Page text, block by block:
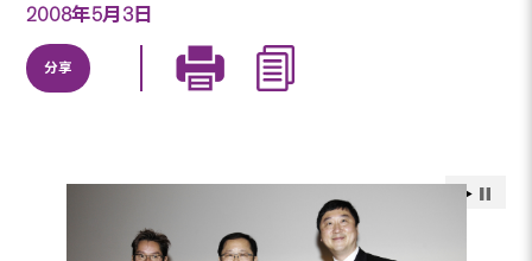
2008年5月3日
分享